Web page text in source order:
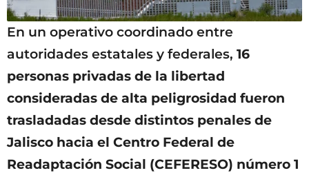
En un operativo coordinado entre
autoridades estatales y federales, 16
personas privadas de la libertad
consideradas de alta peligrosidad fueron
trasladadas desde distintos penales de
Jalisco hacia el Centro Federal de
Readaptación Social (CEFERESO) número 1